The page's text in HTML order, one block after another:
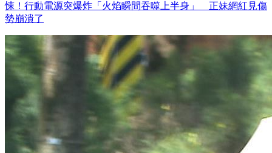
悚！行動電源突爆炸「火焰瞬間吞噬上半身」 正妹網紅見傷
勢崩潰了